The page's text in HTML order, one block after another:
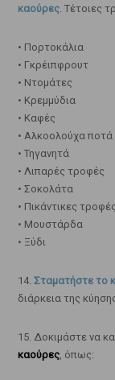
καούρες. Τέτοιες
• Πορτοκάλια
• Γκρέιπφρουτ
• Ντομάτες
• Κρεμμύδια
• Καφές
• Αλκοολούχα ποτά
• Τηγανητά
• Λιπαρές τροφές
• Σοκολάτα
• Πικάντικες τροφές
• Μουστάρδα
• Ξύδι
14. Σταματήστε το
διάρκεια της
15. Δοκιμάστε να
καούρες, όπως: